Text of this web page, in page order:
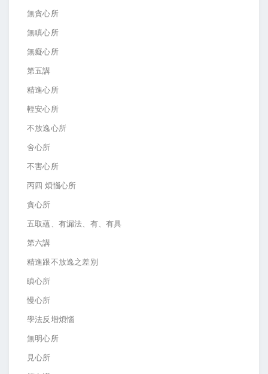
無貪心所
無瞋心所
無癡心所
第五講
精進心所
輕安心所
不放逸心所
舍心所
不害心所
丙四 煩惱心所
貪心所
五取蘊、有漏法、有、有具
第六講
精進跟不放逸之差別
瞋心所
慢心所
學法反增煩惱
無明心所
見心所